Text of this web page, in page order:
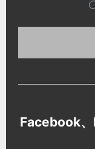
Facebook